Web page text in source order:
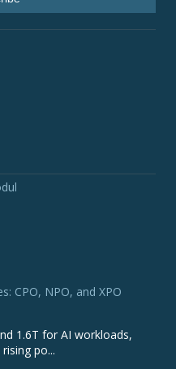
CPO, NPO, and XPO
1.6T for AI workloads,
po...